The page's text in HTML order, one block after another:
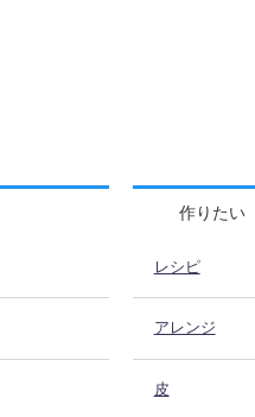
作りたい
レシピ
アレンジ
皮